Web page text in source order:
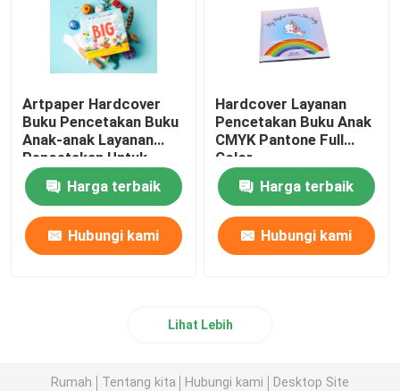
Artpaper Hardcover
Buku Pencetakan Buku
Anak-anak Layanan
Pencetakan Untuk
Penerbitan
Harga terbaik
Hubungi kami
Hardcover Layanan
Pencetakan Buku Anak
CMYK Pantone Full
Color
Harga terbaik
Hubungi kami
Lihat Lebih
Rumah Tentang kita Hubungi kami Desktop Site